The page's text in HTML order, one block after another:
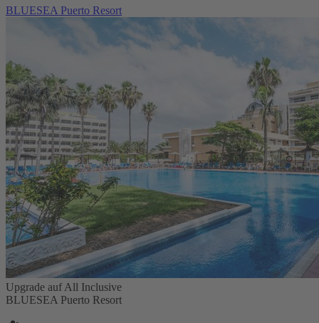
BLUESEA Puerto Resort
Upgrade auf All Inclusive
BLUESEA Puerto Resort